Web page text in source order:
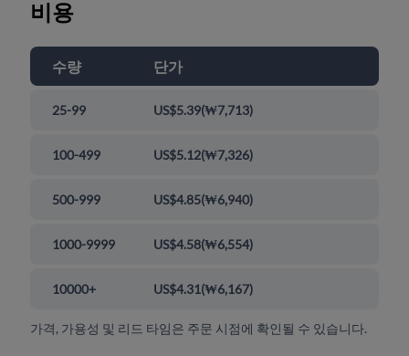
비용
수량 단가
25-99 US$5.39(₩7,713)
100-499 US$5.12(₩7,326)
500-999 US$4.85(₩6,940)
1000-9999 US$4.58(₩6,554)
10000+ US$4.31(₩6,167)
가격, 가용성 및 리드 타임은 주문 시점에 확인될 수 있습니다.